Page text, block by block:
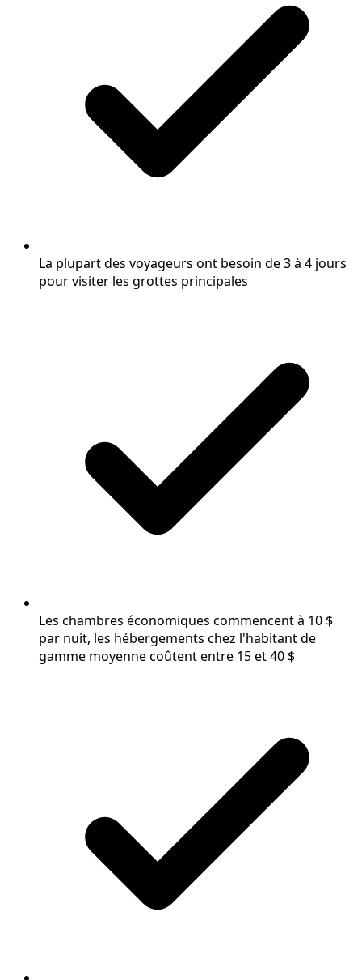
La plupart des voyageurs ont besoin de 3 à 4 jours
pour visiter les grottes principales
Les chambres économiques commencent à 10 $
par nuit, les hébergements chez l'habitant de
gamme moyenne coûtent entre 15 et 40 $